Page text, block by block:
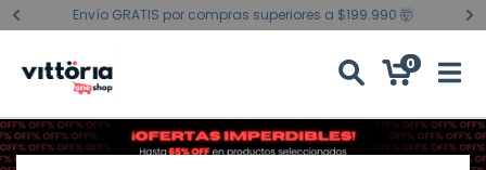
Envío GRATIS por compras superiores a $199.990 🤯
0